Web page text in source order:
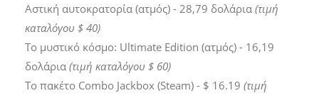
Αστική αυτοκρατορία (ατμός) - 28,79 δολάρια (τιμή
καταλόγου $ 40)
Το μυστικό κόσμο: Ultimate Edition (ατμός) - 16,19
δολάρια (τιμή καταλόγου $ 60)
Το πακέτο Combo Jackbox (Steam) - $ 16.19 (τιμή